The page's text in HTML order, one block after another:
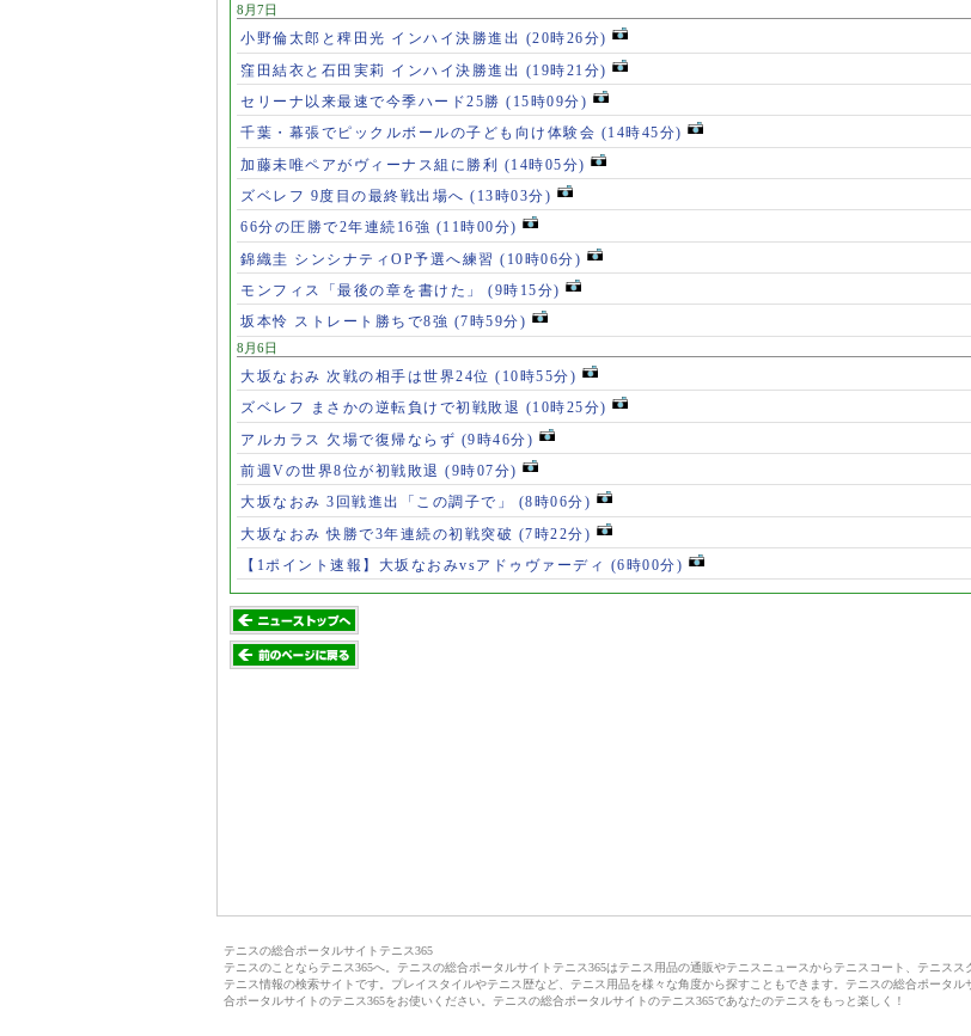
8月7日
小野倫太郎と稗田光 インハイ決勝進出 (20時26分)
窪田結衣と石田実莉 インハイ決勝進出 (19時21分)
セリーナ以来最速で今季ハード25勝 (15時09分)
千葉・幕張でピックルボールの子ども向け体験会 (14時45分)
加藤未唯ペアがヴィーナス組に勝利 (14時05分)
ズベレフ 9度目の最終戦出場へ (13時03分)
66分の圧勝で2年連続16強 (11時00分)
錦織圭 シンシナティOP予選へ練習 (10時06分)
モンフィス「最後の章を書けた」 (9時15分)
坂本怜 ストレート勝ちで8強 (7時59分)
8月6日
大坂なおみ 次戦の相手は世界24位 (10時55分)
ズベレフ まさかの逆転負けで初戦敗退 (10時25分)
アルカラス 欠場で復帰ならず (9時46分)
前週Vの世界8位が初戦敗退 (9時07分)
大坂なおみ 3回戦進出「この調子で」 (8時06分)
大坂なおみ 快勝で3年連続の初戦突破 (7時22分)
【1ポイント速報】大坂なおみvsアドゥヴァーディ (6時00分)
テニスの総合ポータルサイトテニス365
テニスのことならテニス365へ。テニスの総合ポータルサイトテニス365はテニス用品の通販やテニスニュースからテニスコート、テニス
テニス情報の検索サイトです。プレイスタイルやテニス歴など、テニス用品を様々な角度から探すこともできます。テニスの総合ポータ
合ポータルサイトのテニス365をお使いください。テニスの総合ポータルサイトのテニス365であなたのテニスをもっと楽しく！